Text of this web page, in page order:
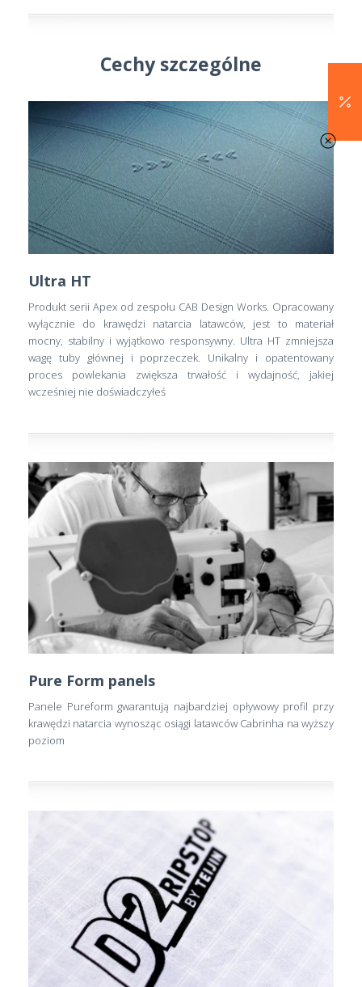
Cechy szczególne
Ultra HT
Produkt serii Apex od zespołu CAB Design Works. Opracowany
wyłącznie do krawędzi natarcia latawców, jest to materiał
mocny, stabilny i wyjątkowo responsywny. Ultra HT zmniejsza
wagę tuby głównej i poprzeczek. Unikalny i opatentowany
proces powlekania zwiększa trwałość i wydajność, jakiej
wcześniej nie doświadczyłeś
Pure Form panels
Panele Pureform gwarantują najbardziej opływowy profil przy
krawędzi natarcia wynosząc osiągi latawców Cabrinha na wyższy
poziom